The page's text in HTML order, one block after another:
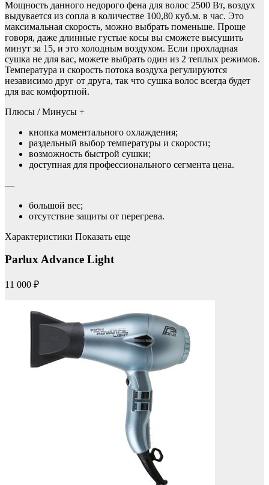
Мощность данного недорого фена для волос 2500 Вт, воздух
выдувается из сопла в количестве 100,80 куб.м. в час. Это
максимальная скорость, можно выбрать поменьше. Проще
говоря, даже длинные густые косы вы сможете высушить
минут за 15, и это холодным воздухом. Если прохладная
сушка не для вас, можете выбрать один из 2 теплых режимов.
Температура и скорость потока воздуха регулируются
независимо друг от друга, так что сушка волос всегда будет
для вас комфортной.
Плюсы / Минусы +
кнопка моментального охлаждения;
раздельный выбор температуры и скорости;
возможность быстрой сушки;
доступная для профессионального сегмента цена.
—
большой вес;
отсутствие защиты от перегрева.
Характеристики Показать еще
Parlux Advance Light
11 000 ₽